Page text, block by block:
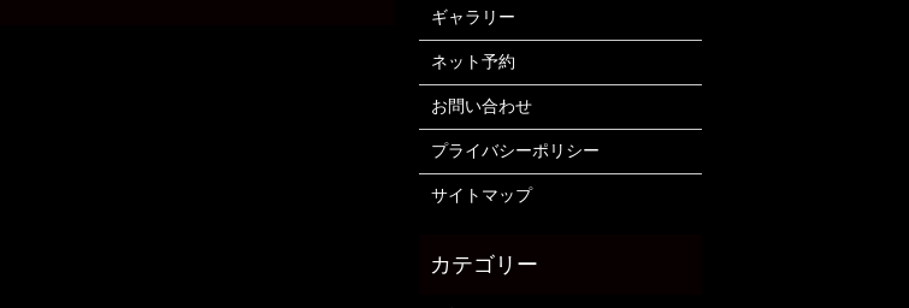
ギャラリー
ネット予約
お問い合わせ
プライバシーポリシー
サイトマップ